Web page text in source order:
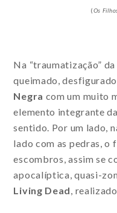
(Os
Na “traumatização”
queimado,
Negra com um muito
elemento integrante
sentido. Por um lado,
lado com as pedras, o
escombros, assim se
apocalíptica, quasi-
Living Dead ,